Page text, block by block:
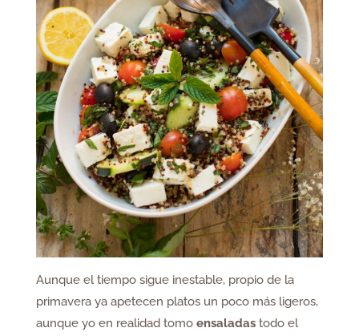
Aunque el tiempo sigue inestable, propio de la
primavera ya apetecen platos un poco más ligeros,
aunque yo en realidad tomo ensaladastodo el